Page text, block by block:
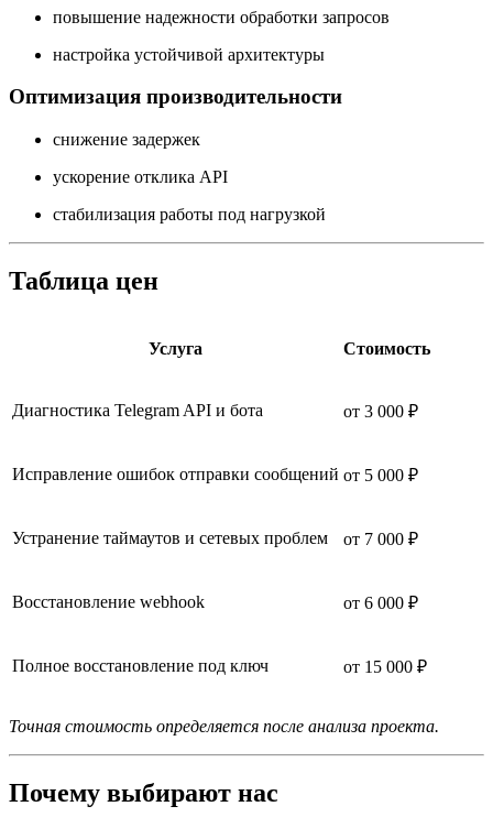
повышение надежности обработки запросов
настройка устойчивой архитектуры
Оптимизация производительности
снижение задержек
ускорение отклика API
стабилизация работы под нагрузкой
Таблица цен
Услуга Стоимость
Диагностика Telegram API и бота от 3 000 ₽
Исправление ошибок отправки сообщений от 5 000 ₽
Устранение таймаутов и сетевых проблем от 7 000 ₽
Восстановление webhook от 6 000 ₽
Полное восстановление под ключ от 15 000 ₽
Точная стоимость определяется после анализа проекта.
Почему выбирают нас